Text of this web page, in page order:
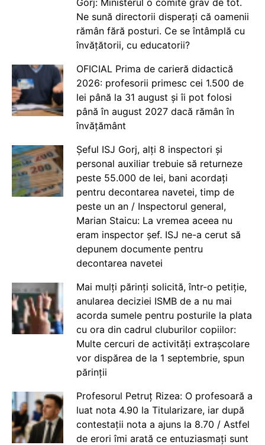
Ne sună directorii disperați că oamenii
rămân fără posturi. Ce se întâmplă cu
învățătorii, cu educatorii?
OFICIAL Prima de carieră didactică
2026: profesorii primesc cei 1.500 de
lei până la 31 august și îi pot folosi
până în august 2027 dacă rămân în
învățământ
Șeful ISJ Gorj, alți 8 inspectori și
personal auxiliar trebuie să returneze
peste 55.000 de lei, bani acordați
pentru decontarea navetei, timp de
peste un an / Inspectorul general,
Marian Staicu: La vremea aceea nu
eram inspector șef. ISJ ne-a cerut să
depunem documente pentru
decontarea navetei
Mai mulți părinți solicită, într-o petiție,
anularea deciziei ISMB de a nu mai
acorda sumele pentru posturile la plata
cu ora din cadrul cluburilor copiilor:
Multe cercuri de activități extrașcolare
vor dispărea de la 1 septembrie, spun
părinții
Profesorul Petruț Rizea: O profesoară a
luat nota 4.90 la Titularizare, iar după
contestații nota a ajuns la 8.70 / Astfel
de erori îmi arată ce entuziasmați sunt